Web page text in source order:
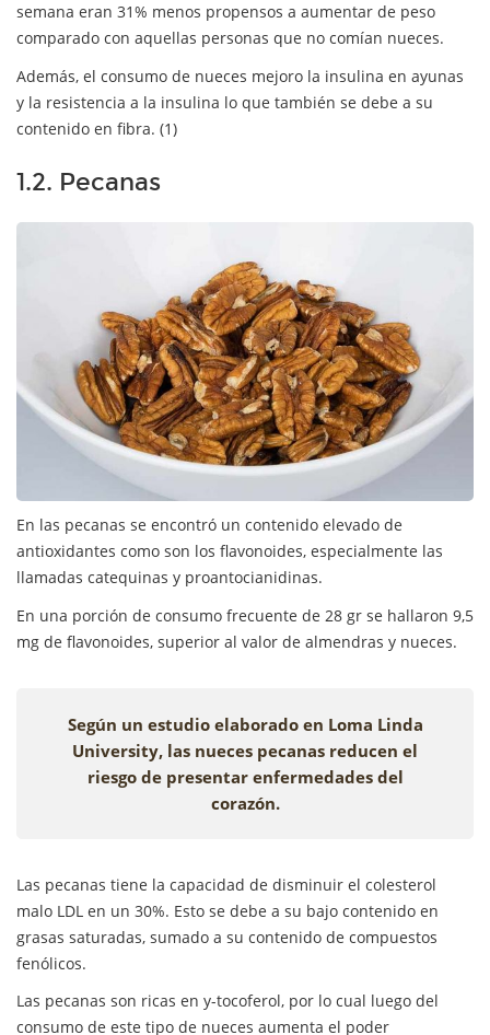
semana eran 31% menos propensos a aumentar de peso
comparado con aquellas personas que no comían nueces.
Además, el consumo de nueces mejoro la insulina en ayunas
y la resistencia a la insulina lo que también se debe a su
contenido en fibra. (1)
1.2. Pecanas
En las pecanas se encontró un contenido elevado de
antioxidantes como son los flavonoides, especialmente las
llamadas catequinas y proantocianidinas.
En una porción de consumo frecuente de 28 gr se hallaron 9,5
mg de flavonoides, superior al valor de almendras y nueces.
Según un estudio elaborado en Loma Linda
University, las nueces pecanas reducen el
riesgo de presentar enfermedades del
corazón.
Las pecanas tiene la capacidad de disminuir el colesterol
malo LDL en un 30%. Esto se debe a su bajo contenido en
grasas saturadas, sumado a su contenido de compuestos
fenólicos.
Las pecanas son ricas en y-tocoferol, por lo cual luego del
consumo de este tipo de nueces aumenta el poder